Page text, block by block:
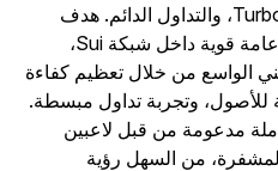
ومنصة TurboStar، وTurbosBoost، والتداول الدائم. هدف
TURBOS هو إنشاء بنية تحتية عامة قوية داخل شبكة Sui،
من خلال تعظيم كفاءة
وتجربة تداول مبسطة.
مدعومة من قبل لاعبين
من السهل رؤية